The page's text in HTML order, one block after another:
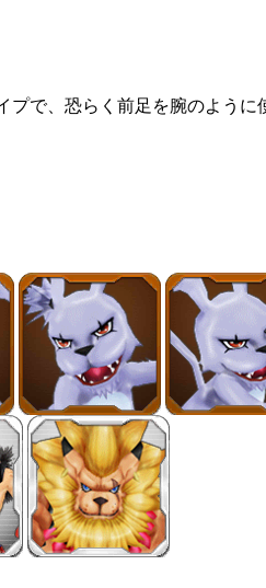
で、恐らく前足を腕のよう